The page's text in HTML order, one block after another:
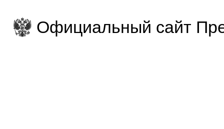
Официальный сайт